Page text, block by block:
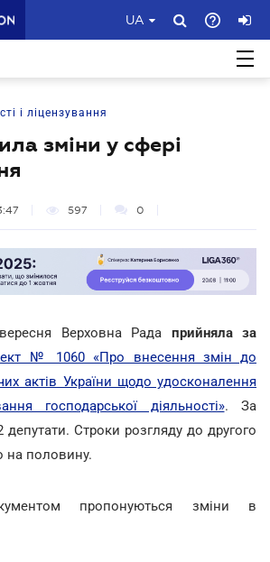
UA
і ліцензування
зміни у сфері
597 0
Верховна Рада прийняла за
№ 1060 «Про внесення змін до
актів України щодо удосконалення
господарської діяльності». За
депутати. Строки розгляду до другого
на половину.
пропонуються зміни в